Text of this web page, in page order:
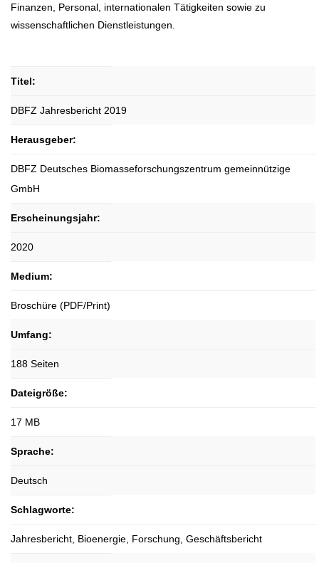
Finanzen, Personal, internationalen Tätigkeiten sowie zu
wissenschaftlichen Dienstleistungen.
Titel:
DBFZ Jahresbericht 2019
Herausgeber:
DBFZ Deutsches Biomasseforschungszentrum gemeinnützige
GmbH
Erscheinungsjahr:
2020
Medium:
Broschüre (PDF/Print)
Umfang:
188 Seiten
Dateigröße:
17 MB
Sprache:
Deutsch
Schlagworte:
Jahresbericht, Bioenergie, Forschung, Geschäftsbericht